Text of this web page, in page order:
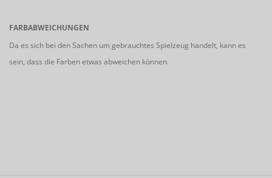
FARBABWEICHUNGEN
Da es sich bei den Sachen um gebrauchtes Spielzeug handelt, kann es
sein, dass die Farben etwas abweichen können.